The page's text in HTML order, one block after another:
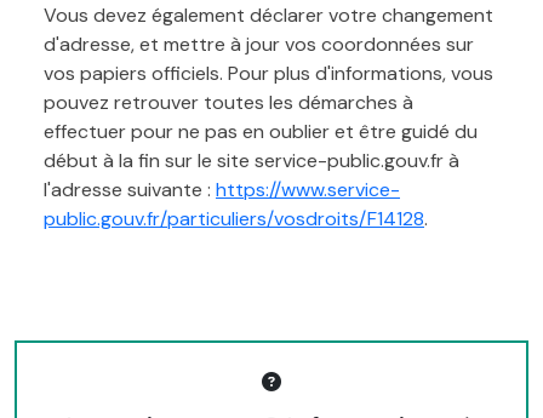
Vous devez également déclarer votre changement
d'adresse, et mettre à jour vos coordonnées sur
vos papiers officiels. Pour plus d'informations, vous
pouvez retrouver toutes les démarches à
effectuer pour ne pas en oublier et être guidé du
début à la fin sur le site service-public.gouv.fr à
l'adresse suivante : https://www.service-
public.gouv.fr/particuliers/vosdroits/F14128.